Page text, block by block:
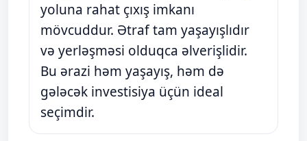
yoluna rahat çıxış imkanı
mövcuddur. Ətraf tam yaşayışlıdır
və yerləşməsi olduqca əlverişlidir.
Bu ərazi həm yaşayış, həm də
gələcək investisiya üçün ideal
seçimdir.